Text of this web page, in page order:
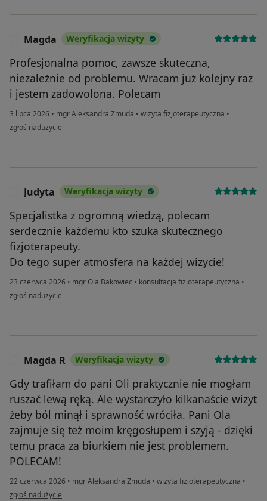
Magda Weryfikacja wizyty
Profesjonalna pomoc, zawsze skuteczna,
niezależnie od problemu. Wracam już kolejny raz
i jestem zadowolona. Polecam
3 lipca 2026 • mgr Aleksandra Żmuda • wizyta fizjoterapeutyczna •
w opinii użytkownika Magda
zgłoś nadużycie
Judyta Weryfikacja wizyty
Specjalistka z ogromną wiedzą, polecam
serdecznie każdemu kto szuka skutecznego
fizjoterapeuty.
Do tego super atmosfera na każdej wizycie!
23 czerwca 2026 • mgr Ola Bakowiec • konsultacja fizjoterapeutyczna •
w opinii użytkownika Judyta
zgłoś nadużycie
Magda R Weryfikacja wizyty
Gdy trafiłam do pani Oli praktycznie nie mogłam
ruszać lewą ręką. Ale wystarczyło kilkanaście wizyt
żeby ból minął i sprawność wróciła. Pani Ola
zajmuje się też moim kręgosłupem i szyją - dzięki
temu praca za biurkiem nie jest problemem.
POLECAM!
22 czerwca 2026 • mgr Aleksandra Żmuda • wizyta fizjoterapeutyczna •
w opinii użytkownika Magda R
zgłoś nadużycie